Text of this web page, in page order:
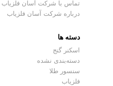
تماس با شرکت آسان فلزیاب
درباره شرکت آسان فلزیاب
دسته ها
اسکنر گنج
دسته‌بندی نشده
سنسور طلا
فلزیاب